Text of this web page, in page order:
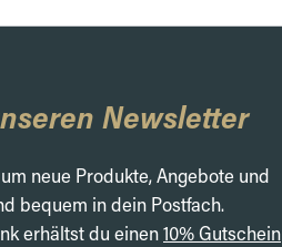
Newsletter
neue Produkte, Angebote und
bequem in dein Postfach.
erhältst du einen10% Gutschein